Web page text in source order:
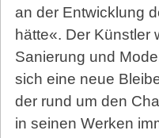
an der Entwicklung
hätte«. Der Künstler
Sanierung und
sich eine neue
der rund um den
in seinen Werken